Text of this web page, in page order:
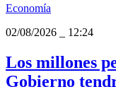
Economía
02/08/2026
12:24
Los millones
Gobierno